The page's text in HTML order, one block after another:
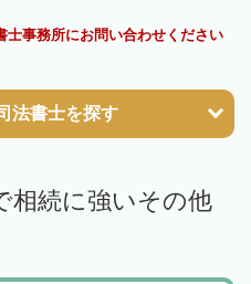
士事務所にお問い合わせください
法書士を探す
相続に強いその他